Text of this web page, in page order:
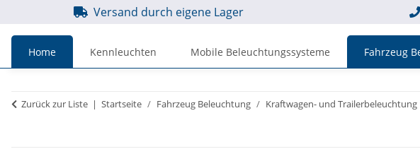
Versand durch eigene Lager
Home Kennleuchten Mobile Beleuchtungssysteme Fahrzeug
inkl. MwSt.
zzgl. MwSt.
Zurück zur Liste Startseite Fahrzeug Beleuchtung Kraftwagen- und Trailerbeleuchtung